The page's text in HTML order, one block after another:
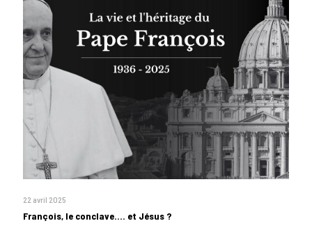
22 avril 2025
François, le conclave…. et Jésus ?